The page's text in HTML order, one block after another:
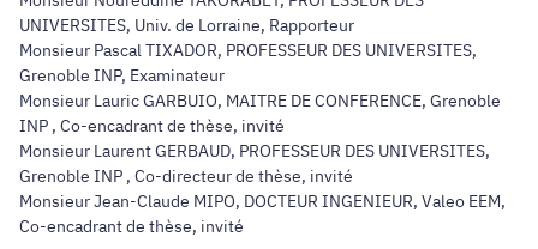
UNIVERSITES, Univ. de Lorraine, Rapporteur
Monsieur Pascal TIXADOR, PROFESSEUR DES UNIVERSITES,
Grenoble INP, Examinateur
Monsieur Lauric GARBUIO, MAITRE DE CONFERENCE, Grenoble
INP , Co-encadrant de thèse, invité
Monsieur Laurent GERBAUD, PROFESSEUR DES UNIVERSITES,
Grenoble INP , Co-directeur de thèse, invité
Monsieur Jean-Claude MIPO, DOCTEUR INGENIEUR, Valeo EEM,
Co-encadrant de thèse, invité